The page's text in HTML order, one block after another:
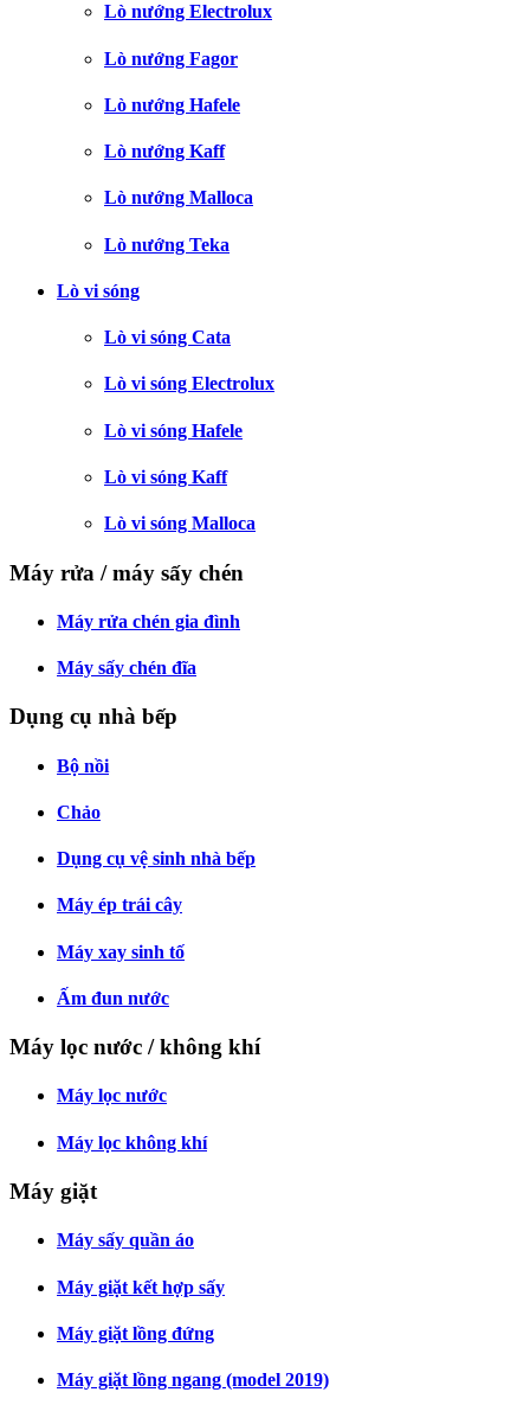
Lò nướng Electrolux
Lò nướng Fagor
Lò nướng Hafele
Lò nướng Kaff
Lò nướng Malloca
Lò nướng Teka
Lò vi sóng
Lò vi sóng Cata
Lò vi sóng Electrolux
Lò vi sóng Hafele
Lò vi sóng Kaff
Lò vi sóng Malloca
Máy rửa / máy sấy chén
Máy rửa chén gia đình
Máy sấy chén đĩa
Dụng cụ nhà bếp
Bộ nồi
Chảo
Dụng cụ vệ sinh nhà bếp
Máy ép trái cây
Máy xay sinh tố
Ấm đun nước
Máy lọc nước / không khí
Máy lọc nước
Máy lọc không khí
Máy giặt
Máy sấy quần áo
Máy giặt kết hợp sấy
Máy giặt lồng đứng
Máy giặt lồng ngang (model 2019)